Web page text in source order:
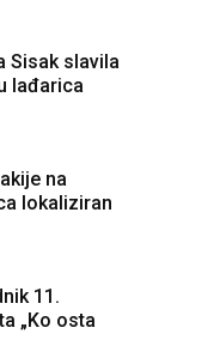
Sisak slavila
lađarica
na
lokaliziran
11.
„Ko osta